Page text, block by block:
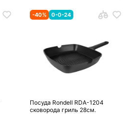
-40% 0-0-24
Посуда Rondell RDA-1204
cковорода гриль 28см.